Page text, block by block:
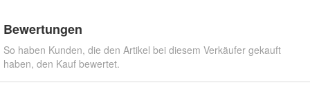
Bewertungen
So haben Kunden, die den Artikel bei diesem Verkäufer gekauft
haben, den Kauf bewertet.